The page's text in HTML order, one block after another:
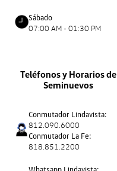
Sábado
07:00 AM - 01:30 PM
Teléfonos y Horarios de
Seminuevos
Conmutador Lindavista:
812.090.6000
Conmutador La Fe:
818.851.2200
Whatsapp Lindavista: